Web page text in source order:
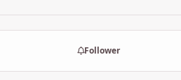
Follower